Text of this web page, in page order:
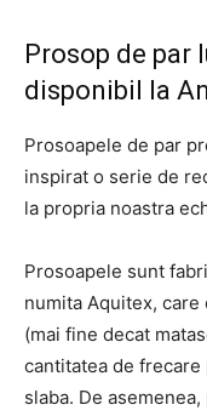
Prosop de par
disponibil la
Prosoapele de par
inspirat o serie de
la propria noastra
Prosoapele sunt
numita Aquitex,
(mai fine decat
cantitatea de frecare
slaba. De